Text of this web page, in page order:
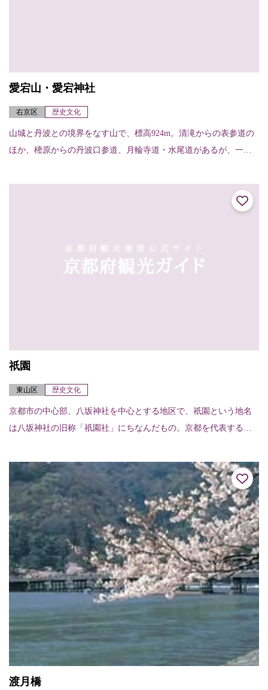
愛宕山・愛宕神社
右京区 歴史文化
山城と丹波との境界をなす山で、標高924m。清滝からの表参道の
ほか、樒原からの丹波口参道、月輪寺道・水尾道があるが、一般
社があり、古く...
祇園
東山区 歴史文化
京都市の中心部、八坂神社を中心とする地区で、祇園という地名
は八坂神社の旧称「祇園社」にちなんだもの。京都を代表する繁
通から南は団栗通まで...
渡月橋